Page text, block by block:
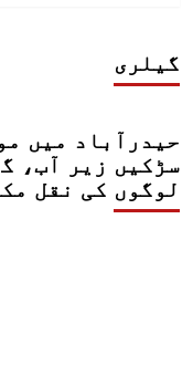
گیلری
حیدرآباد میں
سڑکیں زیر آب،
لوگوں کی نقل